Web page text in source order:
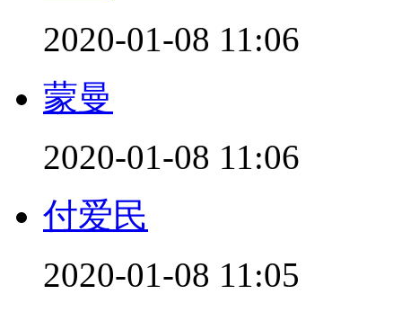
2020-01-08 11:06
蒙曼
2020-01-08 11:06
付爱民
2020-01-08 11:05